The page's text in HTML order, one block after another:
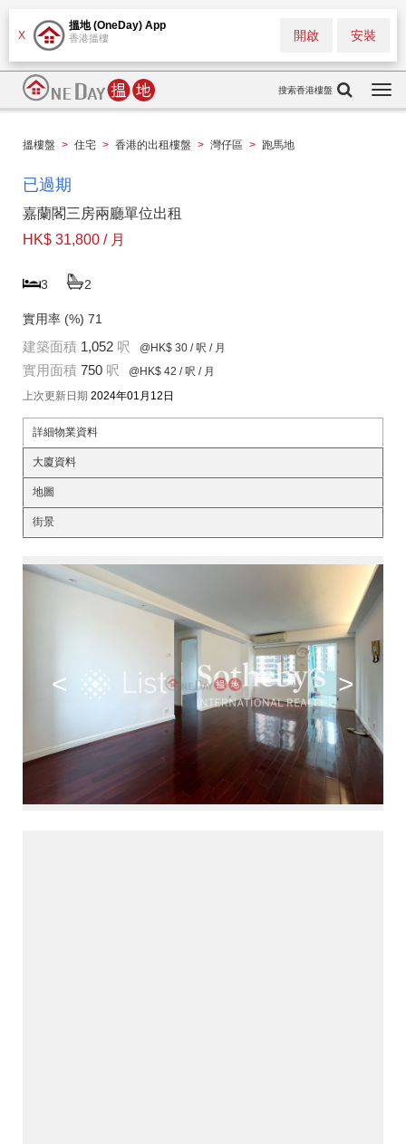
X
搵地 (OneDay) App
香港搵樓 安裝
開啟
搜索香港樓盤
搵樓盤 > 住宅 > 香港的出租樓盤 > 灣仔區 > 跑馬地
已過期
嘉蘭閣三房兩廳單位出租
HK$ 31,800 / 月
3 2
實用率 (%) 71
建築面積 1,052 呎 @HK$ 30 / 呎 / 月
實用面積 750 呎 @HK$ 42 / 呎 / 月
上次更新日期 2024年01月12日
詳細物業資料
大廈資料
地圖
街景
< >